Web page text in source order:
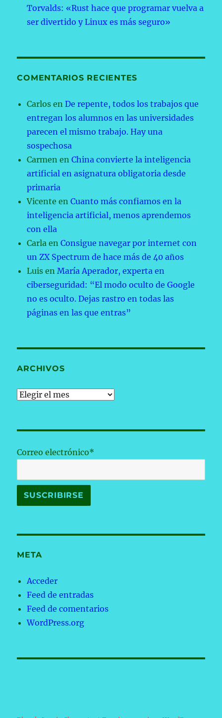
Torvalds: «Rust hace que programar vuelva a
ser divertido y Linux es más seguro»
COMENTARIOS RECIENTES
Carlos enDe repente, todos los trabajos que
entregan los alumnos en las universidades
parecen el mismo trabajo. Hay una
sospechosa
Carmen enChina convierte la inteligencia
artificial en asignatura obligatoria desde
primaria
Vicente enCuanto más confiamos en la
inteligencia artificial, menos aprendemos
con ella
Carla enConsigue navegar por internet con
un ZX Spectrum de hace más de 40 años
Luis enMaría Aperador, experta en
ciberseguridad: “El modo oculto de Google
no es oculto. Dejas rastro en todas las
páginas en las que entras”
ARCHIVOS
Archivos
Correo electrónico*
META
Acceder
Feed de entradas
Feed de comentarios
WordPress.org